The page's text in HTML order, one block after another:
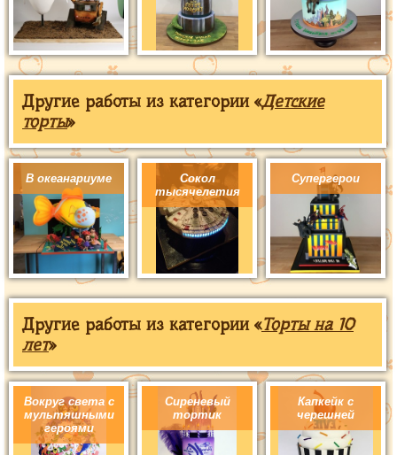
Другие работы из категории «Детские
торты»
В океанариуме
Сокол
тысячелетия
Супергерои
Другие работы из категории «Торты на 10
лет»
Вокруг света с
мультяшными
героями
Сиреневый
тортик
Капкейк с
черешней